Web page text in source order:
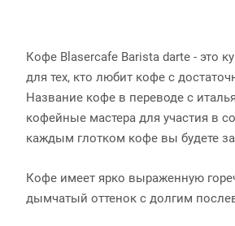
Кофе Blasercafe Barista darte - это
для тех, кто любит кофе с
Название кофе в переводе с
кофейные мастера для участия в
каждым глотком кофе вы будете
Кофе имеет ярко выраженную
дымчатый оттенок с долгим